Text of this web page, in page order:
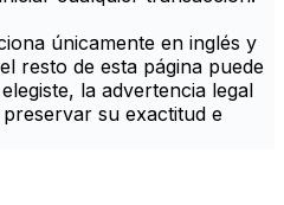
únicamente en inglés y
resto de esta página puede
la advertencia legal
su exactitud e